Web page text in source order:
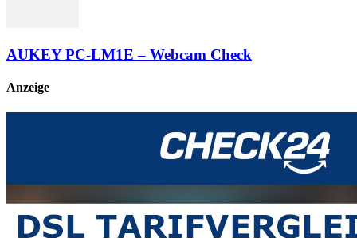
AUKEY PC-LM1E – Webcam Check
Anzeige